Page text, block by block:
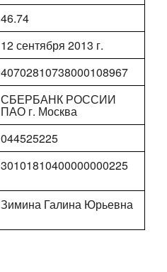
46.74
12 сентября 2013 г.
40702810738000108967
СБЕРБАНК РОССИИ
ПАО г. Москва
044525225
30101810400000000225
Зимина Галина Юрьевна